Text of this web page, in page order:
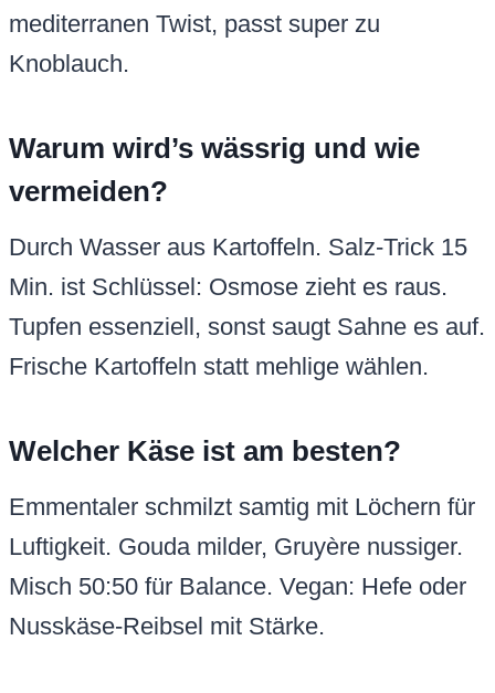
mediterranen Twist, passt super zu
Knoblauch.
Warum wird’s wässrig und wie
vermeiden?
Durch Wasser aus Kartoffeln. Salz-Trick 15
Min. ist Schlüssel: Osmose zieht es raus.
Tupfen essenziell, sonst saugt Sahne es auf.
Frische Kartoffeln statt mehlige wählen.
Welcher Käse ist am besten?
Emmentaler schmilzt samtig mit Löchern für
Luftigkeit. Gouda milder, Gruyère nussiger.
Misch 50:50 für Balance. Vegan: Hefe oder
Nusskäse-Reibsel mit Stärke.